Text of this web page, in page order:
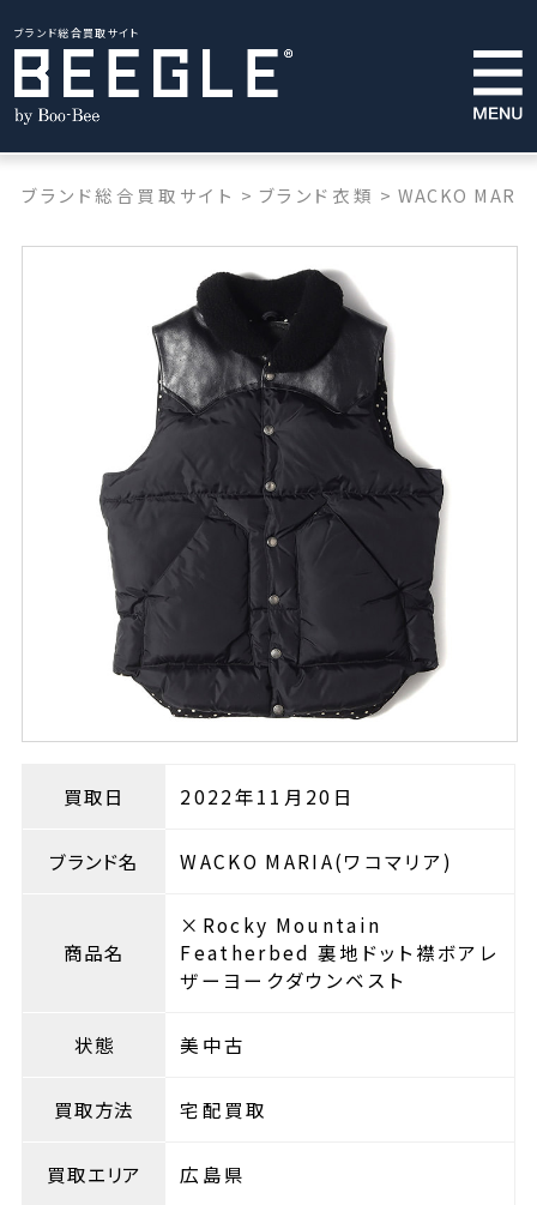
ブランド総合買取サイト
ブランド総合買取サイト > ブランド衣類 > WACKO MARIA
買取日 2022年11月20日
ブランド名 WACKO MARIA(ワコマリア)
商品名
×Rocky Mountain
Featherbed 裏地ドット襟ボアレ
ザーヨークダウンベスト
状態 美中古
買取方法 宅配買取
買取エリア 広島県